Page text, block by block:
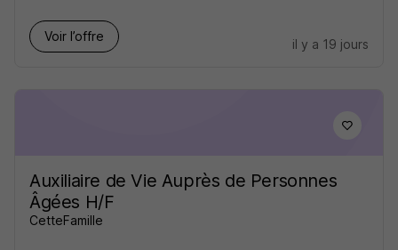
Voir l’offre
il y a 19 jours
Auxiliaire de Vie Auprès de Personnes
Âgées H/F
CetteFamille